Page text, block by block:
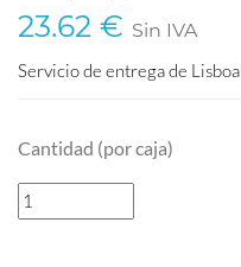
23.62 € Sin IVA
Servicio de entrega de Lisboa
Cantidad (por caja)